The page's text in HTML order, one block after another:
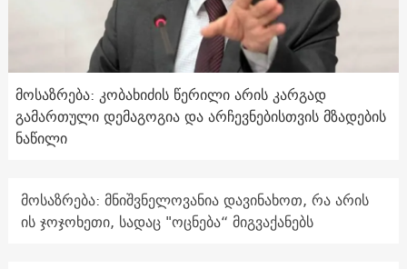
მოსაზრება: კობახიძის წერილი არის კარგად
გამართული დემაგოგია და არჩევნებისთვის მზადების
ნაწილი
მოსაზრება: მნიშვნელოვანია დავინახოთ, რა არის
ის ჯოჯოხეთი, სადაც "ოცნება“ მიგვაქანებს